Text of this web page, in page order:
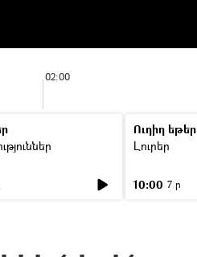
02:00
Ուղիղ եթեր
Լուրեր
10:00 7 ր